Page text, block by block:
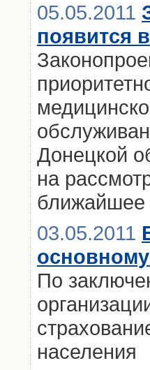
05.05.2011
появится
Донецкой
на
ближайшее
03.05.2011
По
населения